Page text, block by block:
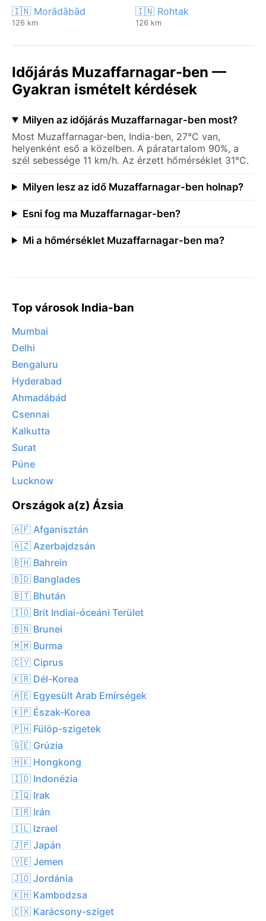
🇮🇳 Morādābād
126 km
🇮🇳 Rohtak
126 km
Időjárás Muzaffarnagar-ben —
Gyakran ismételt kérdések
Milyen az időjárás Muzaffarnagar-ben most?
Most Muzaffarnagar-ben, India-ben, 27°C van,
helyenként eső a közelben. A páratartalom 90%, a
szél sebessége 11 km/h. Az érzett hőmérséklet 31°C.
Milyen lesz az idő Muzaffarnagar-ben holnap?
Esni fog ma Muzaffarnagar-ben?
Mi a hőmérséklet Muzaffarnagar-ben ma?
Top városok India-ban
Mumbai
Delhi
Bengaluru
Hyderabad
Ahmadábád
Csennai
Kalkutta
Surat
Púne
Lucknow
Országok a(z) Ázsia
🇦🇫 Afganisztán
🇦🇿 Azerbajdzsán
🇧🇭 Bahrein
🇧🇩 Banglades
🇧🇹 Bhután
🇮🇴 Brit Indiai-óceáni Terület
🇧🇳 Brunei
🇲🇲 Burma
🇨🇾 Ciprus
🇰🇷 Dél-Korea
🇦🇪 Egyesült Arab Emírségek
🇰🇵 Észak-Korea
🇵🇭 Fülöp-szigetek
🇬🇪 Grúzia
🇭🇰 Hongkong
🇮🇩 Indonézia
🇮🇶 Irak
🇮🇷 Irán
🇮🇱 Izrael
🇯🇵 Japán
🇾🇪 Jemen
🇯🇴 Jordánia
🇰🇭 Kambodzsa
🇨🇽 Karácsony-sziget